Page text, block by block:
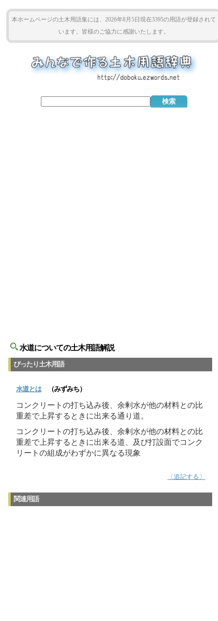
本ホームページの土木用語集には、2026年8月5日現在3395の用語が登録されて
います。皆様のご協力に感謝いたします。
水道についての土木用語解説
ぴったり土木用語
水道とは（みずみち）
コンクリートの打ち込み後、余剰水が他の材料との比
重差で上昇するときに出来る通り道。
コンクリートの打ち込み後、余剰水が他の材料との比
重差で上昇するときに出来る道、及び打設面でコンク
リートの組成がわずかに異なる現象
〔追記する〕
関連用語